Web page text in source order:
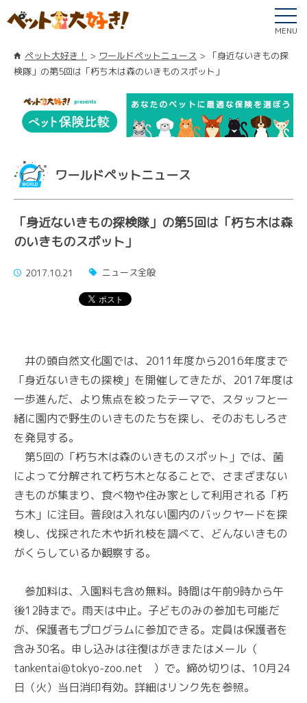
MENU
ペット大好き！ ワールドペットニュース
「身近ないきもの探
検隊」の第5回は「朽ち木は森のいきものスポット」
ワールドペットニュース
「身近ないきもの探検隊」の第5回は「朽ち木は森
のいきものスポット」
2017.10.21 ニュース全般
井の頭自然文化園では、2011年度から2016年度まで
「身近ないきもの探検」を開催してきたが、2017年度は
一歩進んだ、より焦点を絞ったテーマで、スタッフと一
緒に園内で野生のいきものたちを探し、そのおもしろさ
を発見する。
第5回の「朽ち木は森のいきものスポット」では、菌
によって分解されて朽ち木となることで、さまざまない
きものが集まり、食べ物や住み家として利用される「朽
ち木」に注目。普段は入れない園内のバックヤードを探
検し、伐採された木や折れ枝を調べて、どんないきもの
がくらしているか観察する。
参加料は、入園料も含め無料。時間は午前9時から午
後12時まで。雨天は中止。子どものみの参加も可能だ
が、保護者もプログラムに参加できる。定員は保護者を
含み30名。申し込みは往復はがきまたはメール（
tankentai@tokyo-zoo.net ）で。締め切りは、10月24
日（火）当日消印有効。詳細はリンク先を参照。